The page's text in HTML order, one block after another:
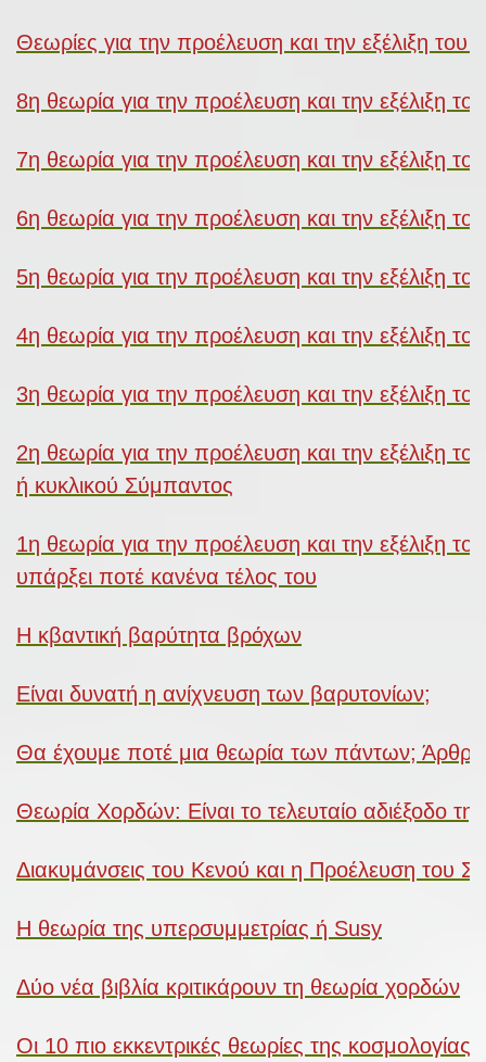
Θεωρίες για την προέλευση και την εξέλιξη του
8η θεωρία για την προέλευση και την εξέλιξη
7η θεωρία για την προέλευση και την εξέλιξη
6η θεωρία για την προέλευση και την εξέλιξη
5η θεωρία για την προέλευση και την εξέλιξη
4η θεωρία για την προέλευση και την εξέλιξη
3η θεωρία για την προέλευση και την εξέλιξη
2η θεωρία για την προέλευση και την εξέλιξη
ή κυκλικού Σύμπαντος
1η θεωρία για την προέλευση και την εξέλιξη
υπάρξει ποτέ κανένα τέλος του
Η κβαντική βαρύτητα βρόχων
Είναι δυνατή η ανίχνευση των βαρυτονίων;
Θα έχουμε ποτέ μια θεωρία των πάντων;
Θεωρία Χορδών: Είναι το τελευταίο αδιέξοδο
Διακυμάνσεις του Κενού και η Προέλευση του
Η θεωρία της υπερσυμμετρίας ή Susy
Δύο νέα βιβλία κριτικάρουν τη θεωρία χορδών
Οι 10 πιο εκκεντρικές θεωρίες της κοσμολογίας